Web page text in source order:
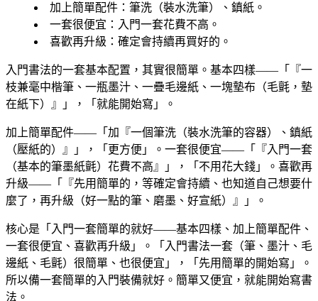
加上簡單配件 ：筆洗（裝水洗筆）、鎮紙。
一套很便宜 ：入門一套花費不高。
喜歡再升級 ：確定會持續再買好的。
入門書法的一套基本配置，其實很簡單。基本四樣——「『一
枝兼毫中楷筆、一瓶墨汁、一疊毛邊紙、一塊墊布（毛氈，墊
在紙下）』」，「就能開始寫」。
加上簡單配件——「加『一個筆洗（裝水洗筆的容器）、鎮紙
（壓紙的）』」，「更方便」。一套很便宜——「『入門一套
（基本的筆墨紙氈）花費不高』」，「不用花大錢」。喜歡再
升級——「『先用簡單的，等確定會持續、也知道自己想要什
麼了，再升級（好一點的筆、磨墨、好宣紙）』」。
核心是「入門一套簡單的就好——基本四樣、加上簡單配件、
一套很便宜、喜歡再升級」。「入門書法一套（筆、墨汁、毛
邊紙、毛氈）很簡單、也很便宜」，「先用簡單的開始寫」。
所以備一套簡單的入門裝備就好。簡單又便宜，就能開始寫書
法。